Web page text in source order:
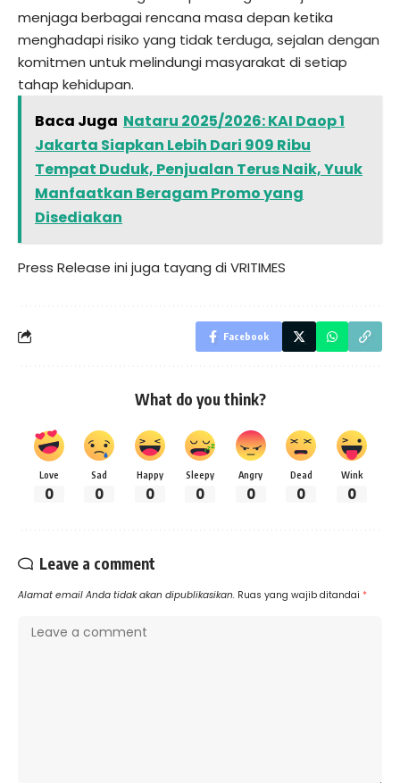
menjaga berbagai rencana masa depan ketika
menghadapi risiko yang tidak terduga, sejalan dengan
komitmen untuk melindungi masyarakat di setiap
tahap kehidupan.
Baca Juga Nataru 2025/2026: KAI Daop 1
Jakarta Siapkan Lebih Dari 909 Ribu
Tempat Duduk, Penjualan Terus Naik, Yuuk
Manfaatkan Beragam Promo yang
Disediakan
Press Release ini juga tayang diVRITIMES
Facebook
What do you think?
Love
0
Sad
0
Happy
0
Sleepy
0
Angry
0
Dead
0
Wink
0
Leave a comment
Alamat email Anda tidak akan dipublikasikan. Ruas yang wajib ditandai *